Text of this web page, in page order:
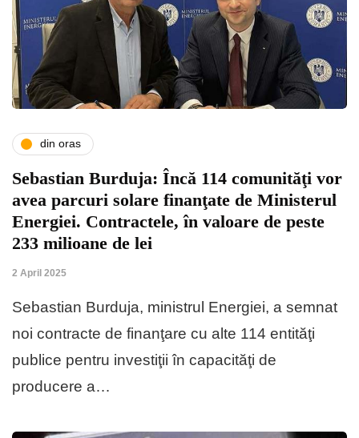
din oras
Sebastian Burduja: Încă 114 comunităţi vor
avea parcuri solare finanţate de Ministerul
Energiei. Contractele, în valoare de peste
233 milioane de lei
2 April 2025
Sebastian Burduja, ministrul Energiei, a semnat
noi contracte de finanţare cu alte 114 entităţi
publice pentru investiţii în capacităţi de
producere a…